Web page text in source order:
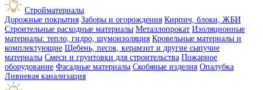
Стройматериалы
Дорожные покрытия Заборы и огорождения Кирпич, блоки, ЖБИ
Строительные расходные материалы Металлопрокат Изоляционные
материалы: тепло, гидро, шумоизоляция Кровельные материалы и
комплектующие Щебень, песок, керамзит и другие сыпучие
материалы Смеси и грунтовки для строительства Пожарное
оборудование Фасадные материалы Скобяные изделия Опалубка
Ливневая канализация